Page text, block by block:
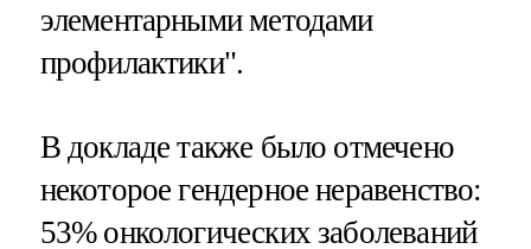
элементарными методами
профилактики".
В докладе также было отмечено
некоторое гендерное неравенство:
53% онкологических заболеваний